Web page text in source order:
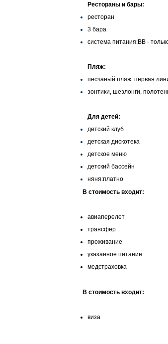
Рестораны и бары:
ресторан
3 бара
система питания:ВВ -
Пляж:
песчаный пляж: первая
зонтики, шезлонги,
Для детей:
детский клуб
детская дискотека
детское меню
детский бассейн
няня:платно
В стоимость входит:
авиаперелет
трансфер
проживание
указанное питание
медстраховка
В стоимость входит:
виза